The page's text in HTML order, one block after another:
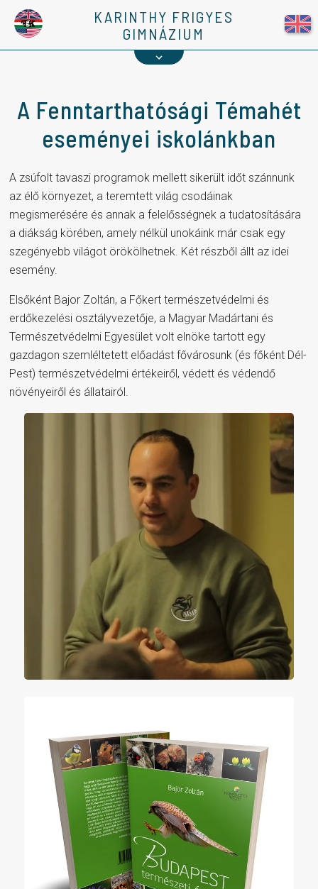
KARINTHY FRIGYES
GIMNÁZIUM
Kapcsolat
1%
A Fenntarthatósági Témahét
eseményei iskolánkban
A zsúfolt tavaszi programok mellett sikerült időt szánnunk
az élő környezet, a teremtett világ csodáinak
megismerésére és annak a felelősségnek a tudatosítására
a diákság körében, amely nélkül unokáink már csak egy
szegényebb világot örökölhetnek. Két részből állt az idei
esemény.
Elsőként Bajor Zoltán, a Főkert természetvédelmi és
erdőkezelési osztályvezetője, a Magyar Madártani és
Természetvédelmi Egyesület volt elnöke tartott egy
gazdagon szemléltetett előadást fővárosunk (és főként Dél-
Pest) természetvédelmi értékeiről, védett és védendő
növényeiről és állatairól.